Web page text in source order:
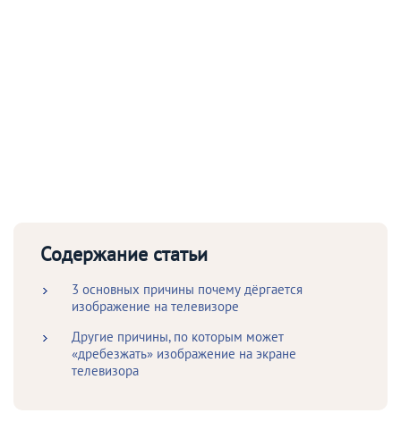
Содержание статьи
3 основных причины почему дёргается
изображение на телевизоре
Другие причины, по которым может
«дребезжать» изображение на экране
телевизора